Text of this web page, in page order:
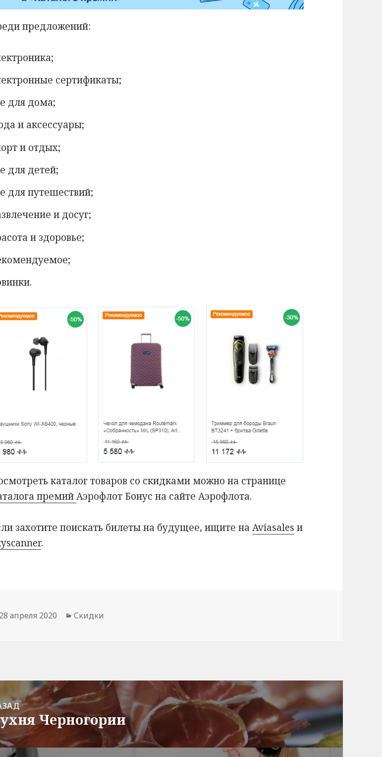
предложений:
сертификаты;
для дома;
и аксессуары;
и отдых;
для детей;
для путешествий;
и досуг;
и здоровье;
каталог товаров со скидками можно на странице
премийАэрофлот Бонус на сайте Аэрофлота.
захотите поискать билеты на будущее, ищите наAviasales и
.
Опубликовано
28 апреля 2020 Рубрики
Скидки
Черногории